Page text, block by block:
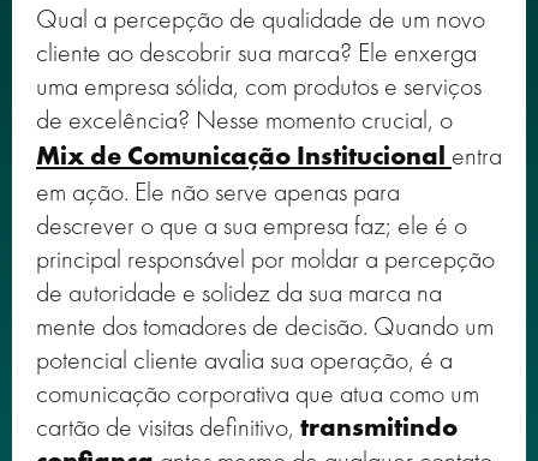
Qual a percepção de qualidade de um novo
cliente ao descobrir sua marca? Ele enxerga
uma empresa sólida, com produtos e serviços
de excelência? Nesse momento crucial, o
Mix de Comunicação Institucional entra
em ação. Ele não serve apenas para
descrever o que a sua empresa faz; ele é o
principal responsável por moldar a percepção
de autoridade e solidez da sua marca na
mente dos tomadores de decisão. Quando um
potencial cliente avalia sua operação, é a
comunicação corporativa que atua como um
cartão de visitas definitivo, transmitindo